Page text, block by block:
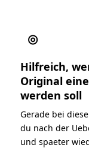
◎
Hilfreich,
Original
werden soll
Gerade bei
du nach der
und spaeter